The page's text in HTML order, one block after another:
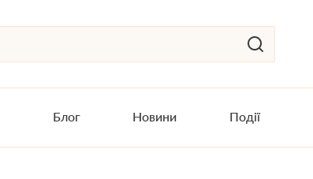
Блог Новини Події